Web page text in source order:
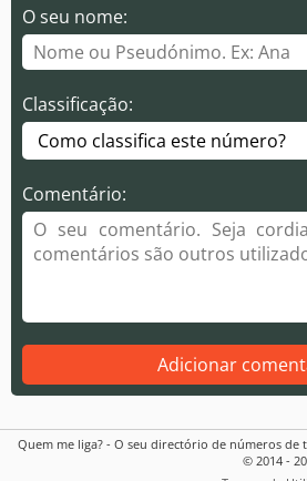
O seu nome:
Classificação:
Comentário:
Adicionar
Quem me liga? - O seu directório de números
© 2014 -